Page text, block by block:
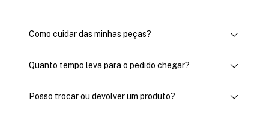
Como cuidar das minhas peças?
Quanto tempo leva para o pedido chegar?
Posso trocar ou devolver um produto?